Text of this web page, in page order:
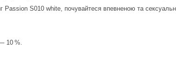
Passion S010 white, почувайтеся впевненою та
10 %.